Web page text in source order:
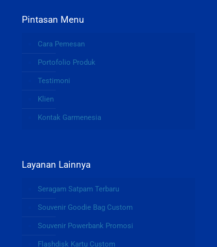
Pintasan Menu
Cara Pemesan
Portofolio Produk
Testimoni
Klien
Kontak Garmenesia
Layanan Lainnya
Seragam Satpam Terbaru
Souvenir Goodie Bag Custom
Souvenir Powerbank Promosi
Flashdisk Kartu Custom